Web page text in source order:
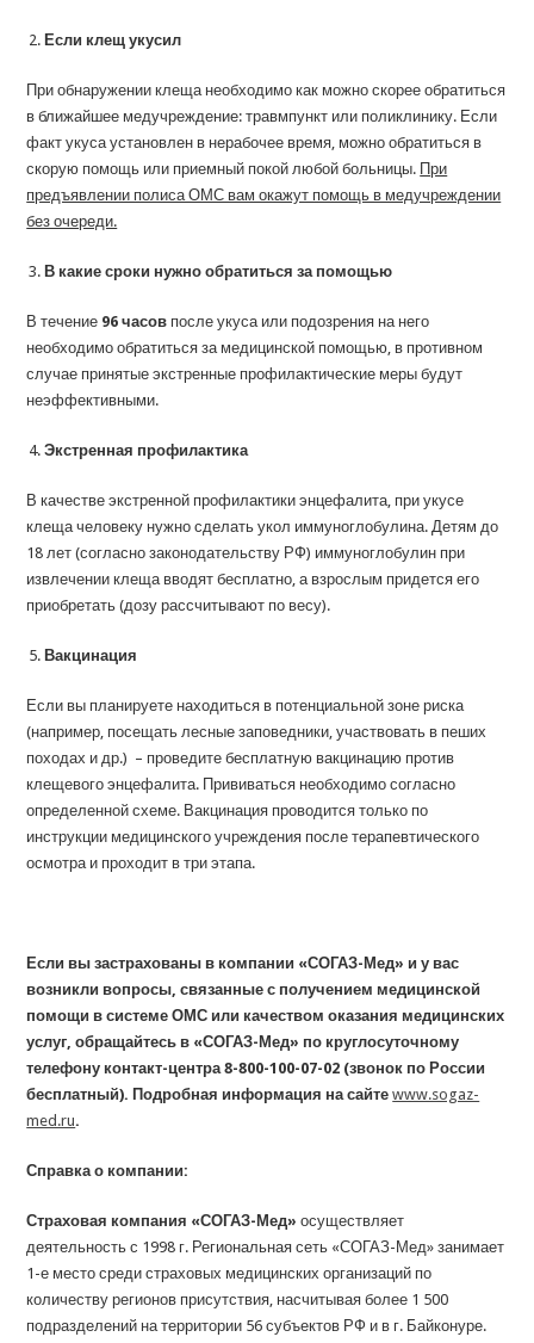
Если клещ укусил
При обнаружении клеща необходимо как можно скорее обратиться
в ближайшее медучреждение: травмпункт или поликлинику. Если
факт укуса установлен в нерабочее время, можно обратиться в
скорую помощь или приемный покой любой больницы. При
предъявлении полиса ОМС вам окажут помощь в медучреждении
без очереди.
В какие сроки нужно обратиться за помощью
В течение 96 часов после укуса или подозрения на него
необходимо обратиться за медицинской помощью, в противном
случае принятые экстренные профилактические меры будут
неэффективными.
Экстренная профилактика
В качестве экстренной профилактики энцефалита, при укусе
клеща человеку нужно сделать укол иммуноглобулина. Детям до
18 лет (согласно законодательству РФ) иммуноглобулин при
извлечении клеща вводят бесплатно, а взрослым придется его
приобретать (дозу рассчитывают по весу).
Вакцинация
Если вы планируете находиться в потенциальной зоне риска
(например, посещать лесные заповедники, участвовать в пеших
походах и др.) – проведите бесплатную вакцинацию против
клещевого энцефалита. Прививаться необходимо согласно
определенной схеме. Вакцинация проводится только по
инструкции медицинского учреждения после терапевтического
осмотра и проходит в три этапа.
Если вы застрахованы в компании «СОГАЗ-Мед» и у вас
возникли вопросы, связанные с получением медицинской
помощи в системе ОМС или качеством оказания медицинских
услуг, обращайтесь в «СОГАЗ-Мед» по круглосуточному
телефону контакт-центра 8-800-100-07-02 (звонок по России
бесплатный). Подробная информация на сайтеwww.sogaz-
med.ru.
Справка о компании:
Страховая компания «СОГАЗ-Мед» осуществляет
деятельность с 1998 г. Региональная сеть «СОГАЗ-Мед» занимает
1-е место среди страховых медицинских организаций по
количеству регионов присутствия, насчитывая более 1 500
подразделений на территории 56 субъектов РФ и в г. Байконуре.